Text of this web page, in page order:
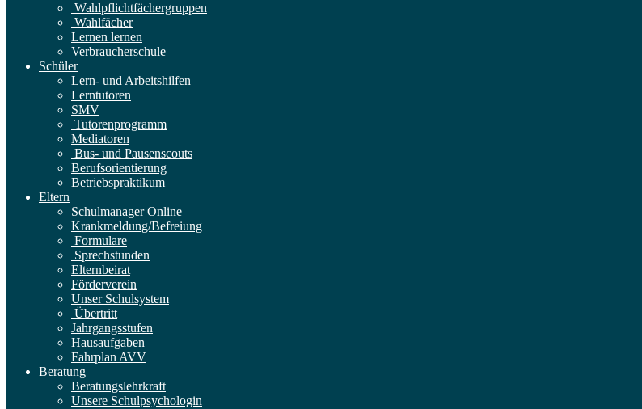
Wahlpflichtfächergruppen
Wahlfächer
Lernen lernen
Verbraucherschule
Schüler
Lern- und Arbeitshilfen
Lerntutoren
SMV
Tutorenprogramm
Mediatoren
Bus- und Pausenscouts
Berufsorientierung
Betriebspraktikum
Eltern
Schulmanager Online
Krankmeldung/Befreiung
Formulare
Sprechstunden
Elternbeirat
Förderverein
Unser Schulsystem
Übertritt
Jahrgangsstufen
Hausaufgaben
Fahrplan AVV
Beratung
Beratungslehrkraft
Unsere Schulpsychologin